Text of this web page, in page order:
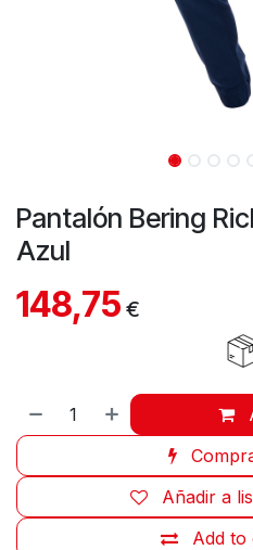
Pantalón Bering
Azul
148,75 €
Add to
Añadir a